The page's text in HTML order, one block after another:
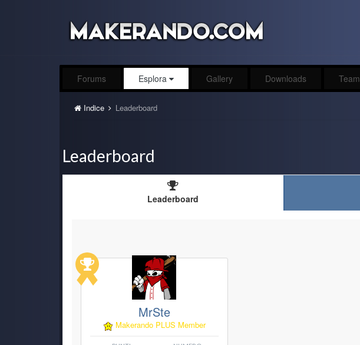
Forums Esplora Gallery Downloads
Indice Leaderboard
Leaderboard
Leaderboard
MrSte
Makerando PLUS Member